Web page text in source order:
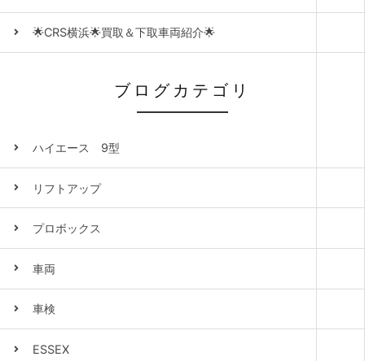
🌟CRS横浜🌟買取＆下取車両紹介🌟
ブログカテゴリ
ハイエース 9型
リフトアップ
プロボックス
車両
車検
ESSEX